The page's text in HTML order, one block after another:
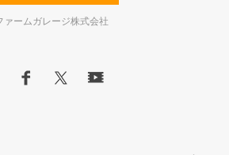
ァームガレージ株式会社